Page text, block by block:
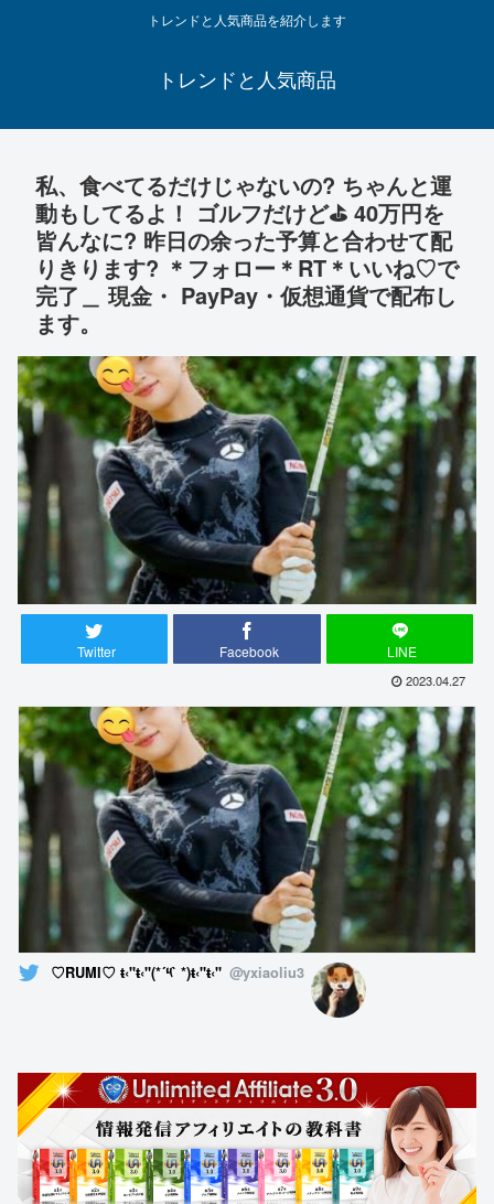
トレンドと人気商品を紹介します
トレンドと人気商品
私、食べてるだけじゃないの? ちゃんと運
動もしてるよ！ ゴルフだけど⛳️ 40万円を
皆んなに? 昨日の余った予算と合わせて配
りきります? ＊フォロー＊RT＊いいね♡で
完了＿ 現金・ PayPay・仮想通貨で配布し
ます。
Twitter Facebook LINE
2023.04.27
♡RUMI♡ ŧ‹"ŧ‹"(*´༥` *)ŧ‹"ŧ‹" @yxiaoliu3